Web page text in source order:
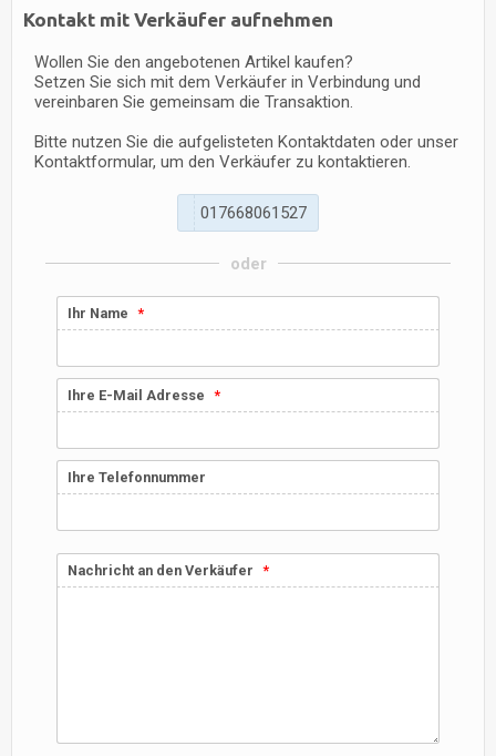
Kontakt mit Verkäufer aufnehmen
Wollen Sie den angebotenen Artikel kaufen?
Setzen Sie sich mit dem Verkäufer in Verbindung und
vereinbaren Sie gemeinsam die Transaktion.
Bitte nutzen Sie die aufgelisteten Kontaktdaten oder unser
Kontaktformular, um den Verkäufer zu kontaktieren.
7
2
5
1
6
0
8
6
6
7
1
0
oder
Ihr Name
Ihre E-Mail Adresse
Ihre Telefonnummer
Nachricht an den Verkäufer